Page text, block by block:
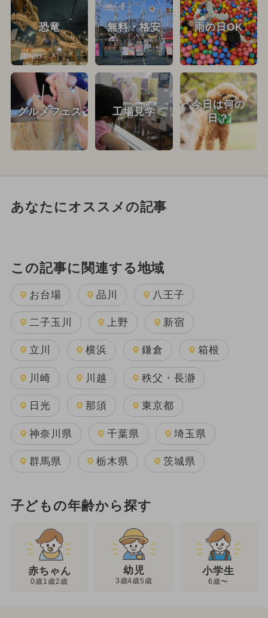
恐竜 無料・格安 雨の日OK
グルメフェス 工場見学
今日は何の
日？
あなたにオススメの記事
この記事に関連する地域
お台場 品川 八王子
二子玉川 上野 新宿
立川 横浜 鎌倉 箱根
川崎 川越 秩父・長瀞
日光 那須 東京都
神奈川県 千葉県 埼玉県
群馬県 栃木県 茨城県
子どもの年齢から探す
赤ちゃん
0歳1歳2歳
幼児
3歳4歳5歳
小学生
6歳〜